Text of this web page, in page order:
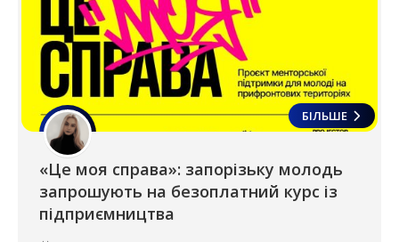
БІЛЬШЕ
«Це моя справа»: запорізьку молодь
запрошують на безоплатний курс із
підприємництва